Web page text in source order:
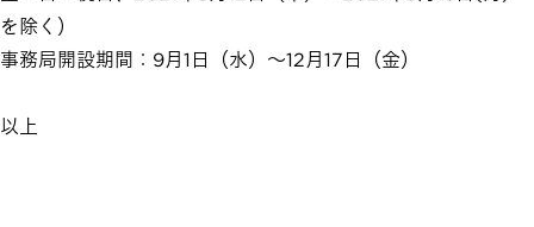
を除く）
事務局開設期間：9月1日（水）～12月17日（金）
以上